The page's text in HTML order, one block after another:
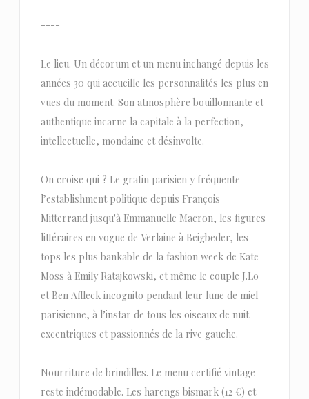
----
Le lieu. Un décorum et un menu inchangé depuis les
années 30 qui accueille les personnalités les plus en
vues du moment. Son atmosphère bouillonnante et
authentique incarne la capitale à la perfection,
intellectuelle, mondaine et désinvolte.
On croise qui ? Le gratin parisien y fréquente
l’establishment politique depuis François
Mitterrand jusqu'à Emmanuelle Macron, les figures
littéraires en vogue de Verlaine à Beigbeder, les
tops les plus bankable de la fashion week de Kate
Moss à Emily Ratajkowski, et même le couple J.Lo
et Ben Affleck incognito pendant leur lune de miel
parisienne, à l’instar de tous les oiseaux de nuit
excentriques et passionnés de la rive gauche.
Nourriture de brindilles. Le menu certifié vintage
reste indémodable. Les harengs bismark (12 €) et